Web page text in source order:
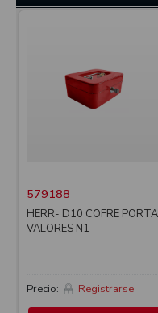
579188
HERR- D10 COFRE PORTA
VALORES N1
Precio: Registrarse